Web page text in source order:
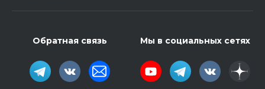
Обратная связь Мы в социальных сетях